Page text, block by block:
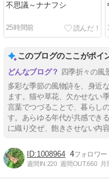
不思議～ナナフシ
25時間前
このブログのここがポイ
四季折々の風
多彩な季節の風物詩を、身近
ます。猫や草花、欠かせない
言葉でつづることで、暮らし
す。あらゆる年代が共感でき
に織り交ぜ、飽きさせない内
1008964 4
週間IN:220 週間OUT:660 月